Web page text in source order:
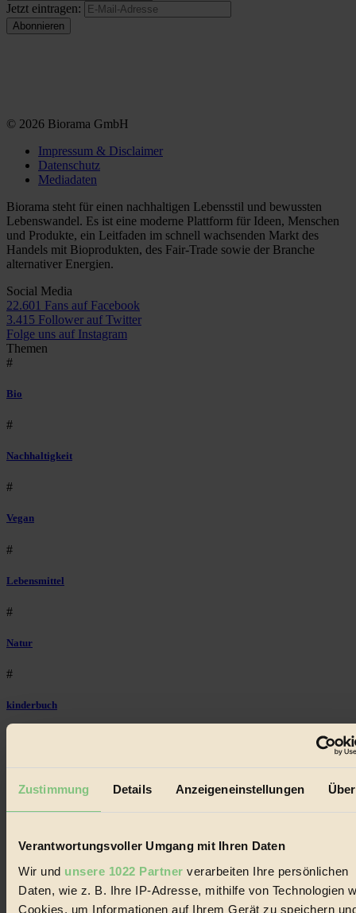
Zustimmung Details Anzeigeneinstellungen
Verantwortungsvoller Umgang mit Ihren Daten
Wir und unsere 1022 Partner verarbeiten Ihre persönlichen
Daten, wie z. B. Ihre IP-Adresse, mithilfe von Technologien
Cookies, um Informationen auf Ihrem Gerät zu speichern
Jetzt eintragen:
© 2026 Biorama GmbH
Impressum & Disclaimer
Datenschutz
Mediadaten
Biorama steht für einen nachhaltigen Lebensstil und bewussten
Lebenswandel. Es ist eine moderne Plattform für Ideen, Menschen
und Produkte, ein Leitfaden im schnell wachsenden Markt des
Handels mit Bioprodukten, des Fair-Trade sowie der Branche
alternativer Energien.
Social Media
22.601 Fans auf Facebook
3.415 Follower auf Twitter
Folge uns auf Instagram
Themen
#
Bio
#
Nachhaltigkeit
#
Vegan
#
Lebensmittel
#
Natur
#
kinderbuch
Umwelt
nachhaltig